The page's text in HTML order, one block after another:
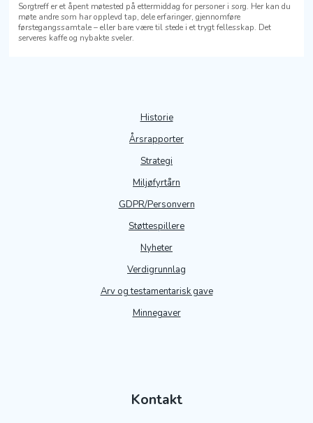
Sorgtreff er et åpent møtested på ettermiddag for personer i sorg. Her kan du
møte andre som har opplevd tap, dele erfaringer, gjennomføre
førstegangssamtale – eller bare være til stede i et trygt fellesskap. Det
serveres kaffe og nybakte sveler.
Historie
Årsrapporter
Strategi
Miljøfyrtårn
GDPR/Personvern
Støttespillere
Nyheter
Verdigrunnlag
Arv og testamentarisk gave
Minnegaver
Kontakt